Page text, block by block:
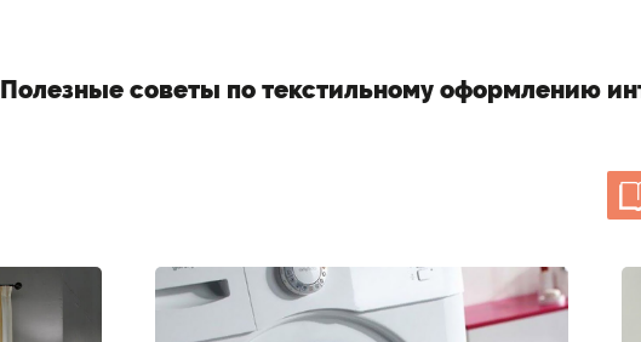
Полезные советы по текстильному оформлению